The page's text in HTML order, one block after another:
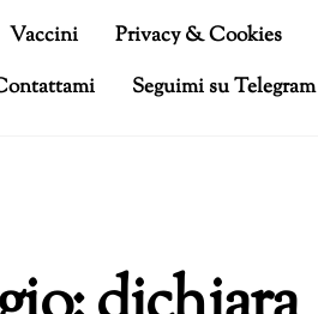
Vaccini
Privacy & Cookies
Seguimi su Telegram